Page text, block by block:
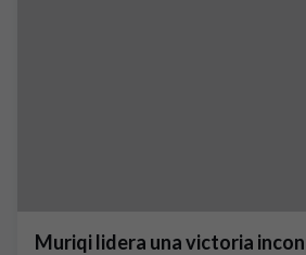
Muriqi lidera una victoria